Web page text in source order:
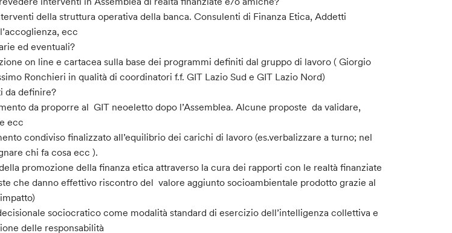
della struttura operativa della banca. Consulenti di Finanza Etica, Addetti
ecc
ed eventuali?
on line e cartacea sulla base dei programmi definiti dal gruppo di lavoro ( Giorgio
Ronchieri in qualità di coordinatori f.f. GIT Lazio Sud e GIT Lazio Nord)
da definire?
da proporre al GIT neoeletto dopo l’Assemblea. Alcune proposte da validare,
ecc
condiviso finalizzato all’equilibrio dei carichi di lavoro (es.verbalizzare a turno; nel
chi fa cosa ecc ).
promozione della finanza etica attraverso la cura dei rapporti con le realtà finanziate
che danno effettivo riscontro del valore aggiunto socioambientale prodotto grazie al
sociocratico come modalità standard di esercizio dell’intelligenza collettiva e
delle responsabilità